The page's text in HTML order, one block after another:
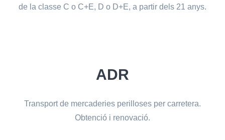
de la classe C o C+E, D o D+E, a partir dels 21 anys.
ADR
Transport de mercaderies perilloses per carretera.
Obtenció i renovació.